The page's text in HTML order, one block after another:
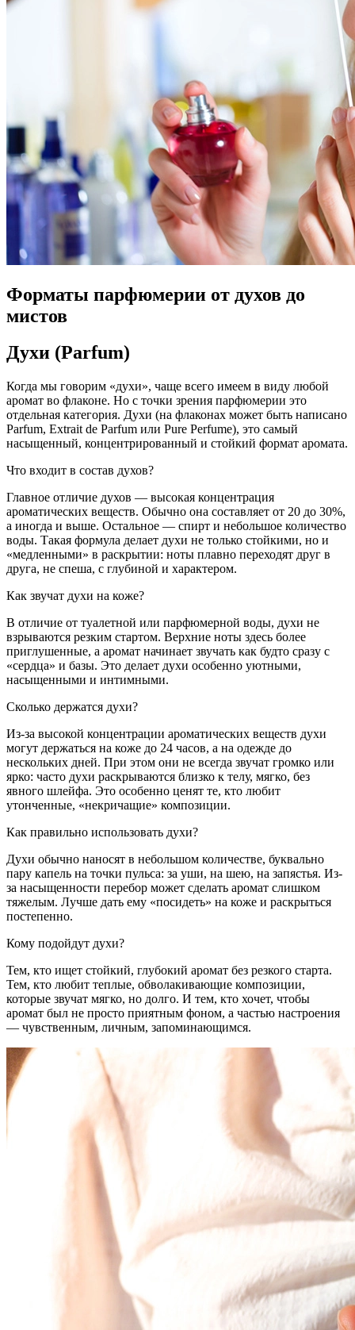
Форматы парфюмерии от духов до
мистов
Духи (Parfum)
Когда мы говорим «духи», чаще всего имеем в виду любой
аромат во флаконе. Но с точки зрения парфюмерии это
отдельная категория. Духи (на флаконах может быть написано
Parfum, Extrait de Parfum или Pure Perfume), это самый
насыщенный, концентрированный и стойкий формат аромата.
Что входит в состав духов?
Главное отличие духов — высокая концентрация
ароматических веществ. Обычно она составляет от 20 до 30%,
а иногда и выше. Остальное — спирт и небольшое количество
воды. Такая формула делает духи не только стойкими, но и
«медленными» в раскрытии: ноты плавно переходят друг в
друга, не спеша, с глубиной и характером.
Как звучат духи на коже?
В отличие от туалетной или парфюмерной воды, духи не
взрываются резким стартом. Верхние ноты здесь более
приглушенные, а аромат начинает звучать как будто сразу с
«сердца» и базы. Это делает духи особенно уютными,
насыщенными и интимными.
Сколько держатся духи?
Из-за высокой концентрации ароматических веществ духи
могут держаться на коже до 24 часов, а на одежде до
нескольких дней. При этом они не всегда звучат громко или
ярко: часто духи раскрываются близко к телу, мягко, без
явного шлейфа. Это особенно ценят те, кто любит
утонченные, «некричащие» композиции.
Как правильно использовать духи?
Духи обычно наносят в небольшом количестве, буквально
пару капель на точки пульса: за уши, на шею, на запястья. Из-
за насыщенности перебор может сделать аромат слишком
тяжелым. Лучше дать ему «посидеть» на коже и раскрыться
постепенно.
Кому подойдут духи?
Тем, кто ищет стойкий, глубокий аромат без резкого старта.
Тем, кто любит теплые, обволакивающие композиции,
которые звучат мягко, но долго. И тем, кто хочет, чтобы
аромат был не просто приятным фоном, а частью настроения
— чувственным, личным, запоминающимся.